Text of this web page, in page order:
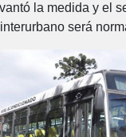
la medida y el
será